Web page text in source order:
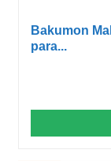
Bakumon
para...